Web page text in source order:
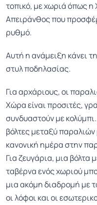
τοπικό, με χωριά όπως η
Απειράνθος που
ρυθμό.
Αυτή η ανάμειξη κάνει
στυλ ποδηλασίας.
Για αρχάριους, οι
Χώρα είναι προσιτές,
συνδυαστούν με κολύμπι.
βόλτες μεταξύ
κανονική ημέρα στην
Για ζευγάρια, μια βόλτα
ταβέρνα ενός χωριού
μια ακόμη διαδρομή με
οι λόφοι και οι